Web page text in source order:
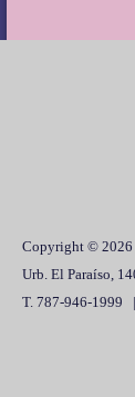
Copyright © 2026
Urb. El Paraíso,
T. 787-946-1999